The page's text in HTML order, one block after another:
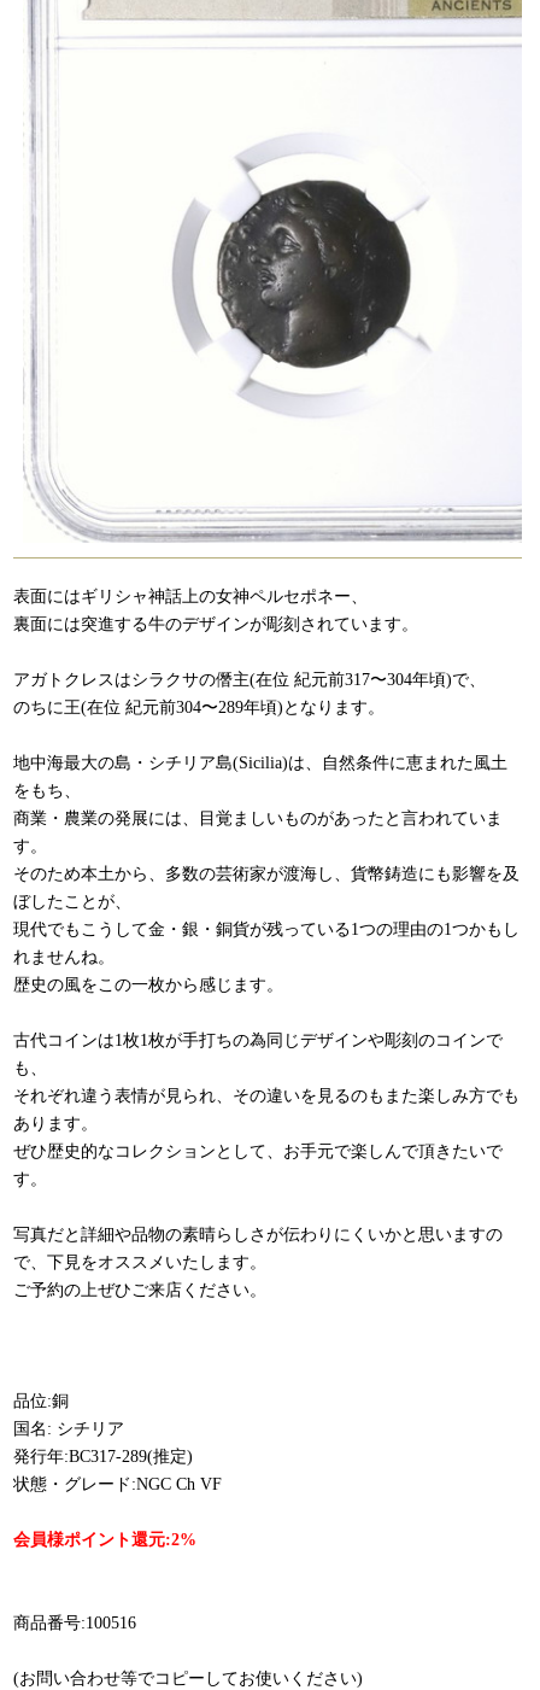
表面にはギリシャ神話上の女神ペルセポネー、
裏面には突進する牛のデザインが彫刻されています。
アガトクレスはシラクサの僭主(在位 紀元前317〜304年頃)で、
のちに王(在位 紀元前304〜289年頃)となります。
地中海最大の島・シチリア島(Sicilia)は、自然条件に恵まれた風土
をもち、
商業・農業の発展には、目覚ましいものがあったと言われていま
す。
そのため本土から、多数の芸術家が渡海し、貨幣鋳造にも影響を及
ぼしたことが、
現代でもこうして金・銀・銅貨が残っている1つの理由の1つかもし
れませんね。
歴史の風をこの一枚から感じます。
古代コインは1枚1枚が手打ちの為同じデザインや彫刻のコインで
も、
それぞれ違う表情が見られ、その違いを見るのもまた楽しみ方でも
あります。
ぜひ歴史的なコレクションとして、お手元で楽しんで頂きたいで
す。
写真だと詳細や品物の素晴らしさが伝わりにくいかと思いますの
で、下見をオススメいたします。
ご予約の上ぜひご来店ください。
品位:銅
国名: シチリア
発行年:BC317-289(推定)
状態・グレード:NGC Ch VF
会員様ポイント還元:2%
商品番号:100516
(お問い合わせ等でコピーしてお使いください)